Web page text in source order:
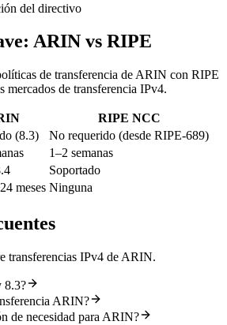
del directivo
ARIN vs RIPE
de transferencia de ARIN con RIPE
de transferencia IPv4.
RIPE NCC
(8.3)
No requerido (desde RIPE-689)
1–2 semanas
Soportado
meses Ninguna
transferencias IPv4 de ARIN.
8.3?
ARIN?
de necesidad para ARIN?